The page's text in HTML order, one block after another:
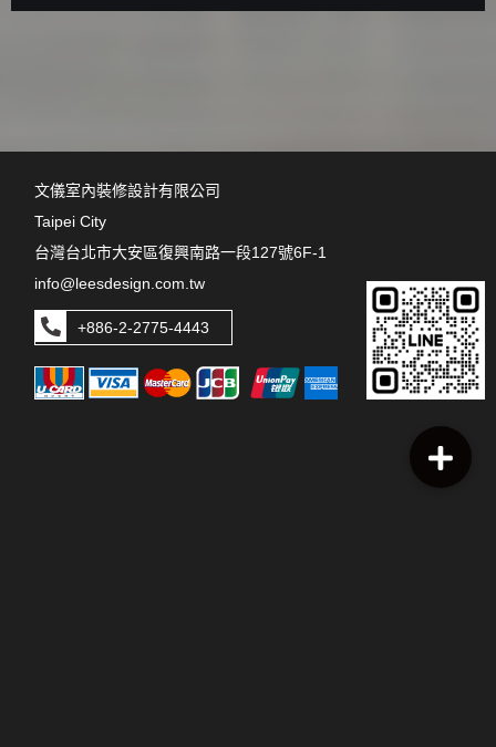
文儀室內裝修設計有限公司
Taipei City
台灣台北市大安區復興南路一段127號6F-1
info@leesdesign.com.tw
+886-2-2775-4443